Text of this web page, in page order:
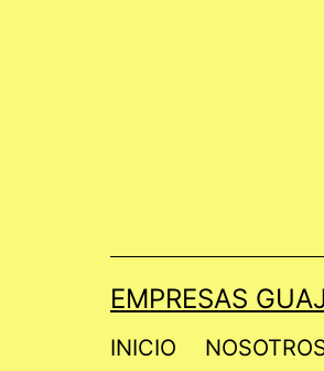
EMPRESAS
INICIO